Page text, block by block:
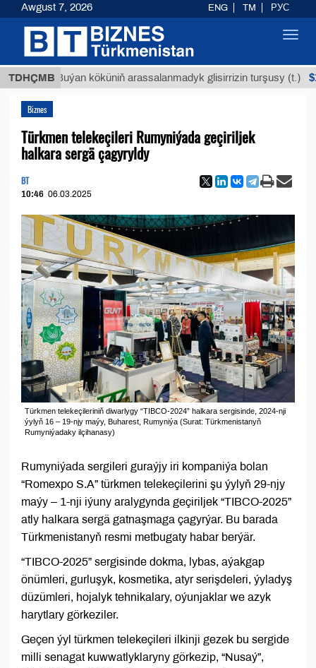
TDHÇMB
Buýan köküniň arassalanmadyk glisirrizin turşusy (t.)
Biznes
Türkmen telekeçileri Rumyniýada geçiriljek
halkara sergä çagyryldy
BT
10:46 06.03.2025
Türkmen telekeçileriniň diwarlygy “TIBCO-2024” halkara sergisinde, 2024-nji
ýylyň 16 – 19-njy maýy, Buharest, Rumyniýa (Surat: Türkmenistanyň
Rumyniýadaky ilçihanasy)
Rumyniýada sergileri guraýjy iri kompaniýa bolan
“Romexpo S.A” türkmen telekeçilerini şu ýylyň 29-njy
maýy – 1-nji iýuny aralygynda geçiriljek “TIBCO-2025”
atly halkara sergä gatnaşmaga çagyrýar. Bu barada
Türkmenistanyň resmi metbugaty habar berýär.
“TIBCO-2025” sergisinde dokma, lybas, aýakgap
önümleri, gurluşyk, kosmetika, atyr serişdeleri, ýyladyş
düzümleri, hojalyk tehnikalary, oýunjaklar we azyk
harytlary görkeziler.
Geçen ýyl türkmen telekeçileri ilkinji gezek bu sergide
milli senagat kuwwatlyklaryny görkezip, “Nusaý”,
Awgust 7, 2026 ENG TM РУС